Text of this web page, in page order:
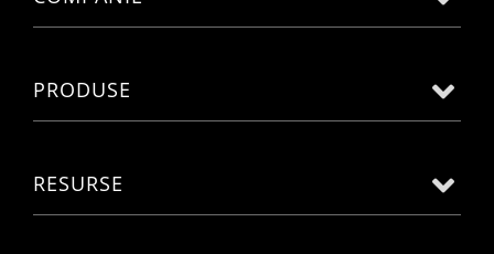
PRODUSE
RESURSE